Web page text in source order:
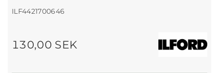
ILF4421700646
130,00 SEK